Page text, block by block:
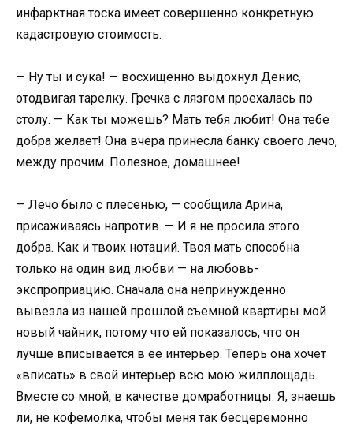
инфарктная тоска имеет совершенно конкретную
кадастровую стоимость.
— Ну ты и сука! — восхищенно выдохнул Денис,
отодвигая тарелку. Гречка с лязгом проехалась по
столу. — Как ты можешь? Мать тебя любит! Она тебе
добра желает! Она вчера принесла банку своего лечо,
между прочим. Полезное, домашнее!
— Лечо было с плесенью, — сообщила Арина,
присаживаясь напротив. — И я не просила этого
добра. Как и твоих нотаций. Твоя мать способна
только на один вид любви — на любовь-
экспроприацию. Сначала она непринужденно
вывезла из нашей прошлой съемной квартиры мой
новый чайник, потому что ей показалось, что он
лучше вписывается в ее интерьер. Теперь она хочет
«вписать» в свой интерьер всю мою жилплощадь.
Вместе со мной, в качестве домработницы. Я, знаешь
ли, не кофемолка, чтобы меня так бесцеремонно